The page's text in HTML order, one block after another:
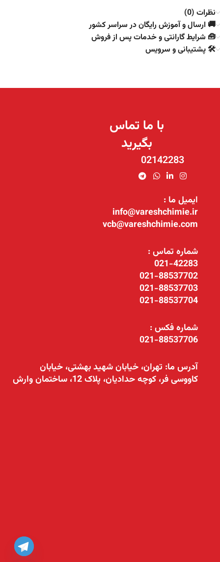
نظرات (0)
🚚 ارسال و آموزش رایگان در سراسر کشور
🧰 شرایط گارانتی و خدمات پس از فروش
🛠️ پشتیبانی و سرویس
با ما تماس
بگیرید
02142283
ایمیل ما :
info@vareshchimie.ir
vcb@vareshchimie.com
شماره تماس :
021-42283
021-88537702
021-88537703
021-88537704
شماره فکس :
021-88537706
آدرس ما: تهران، خیابان شهید بهشتی، خیابان
کاووسی فر، کوچه حدادیان، پلاک 12، ساختمان وارش